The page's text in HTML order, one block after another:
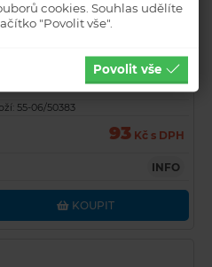
cookies. Souhlas udělíte
"Povolit vše".
Povolit vše
ROYAL modré
plnících per PARKER)
55-06/50383
93 Kč s DPH
INFO
KOUPIT